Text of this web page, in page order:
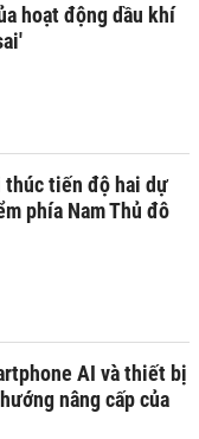
hoạt động dầu khí
thúc tiến độ hai dự
phía Nam Thủ đô
AI và thiết bị
nâng cấp của